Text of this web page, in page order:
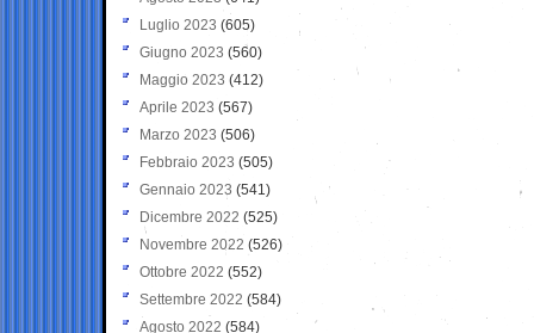
Luglio 2023 (605)
Giugno 2023 (560)
Maggio 2023 (412)
Aprile 2023 (567)
Marzo 2023 (506)
Febbraio 2023 (505)
Gennaio 2023 (541)
Dicembre 2022 (525)
Novembre 2022 (526)
Ottobre 2022 (552)
Settembre 2022 (584)
Agosto 2022 (584)